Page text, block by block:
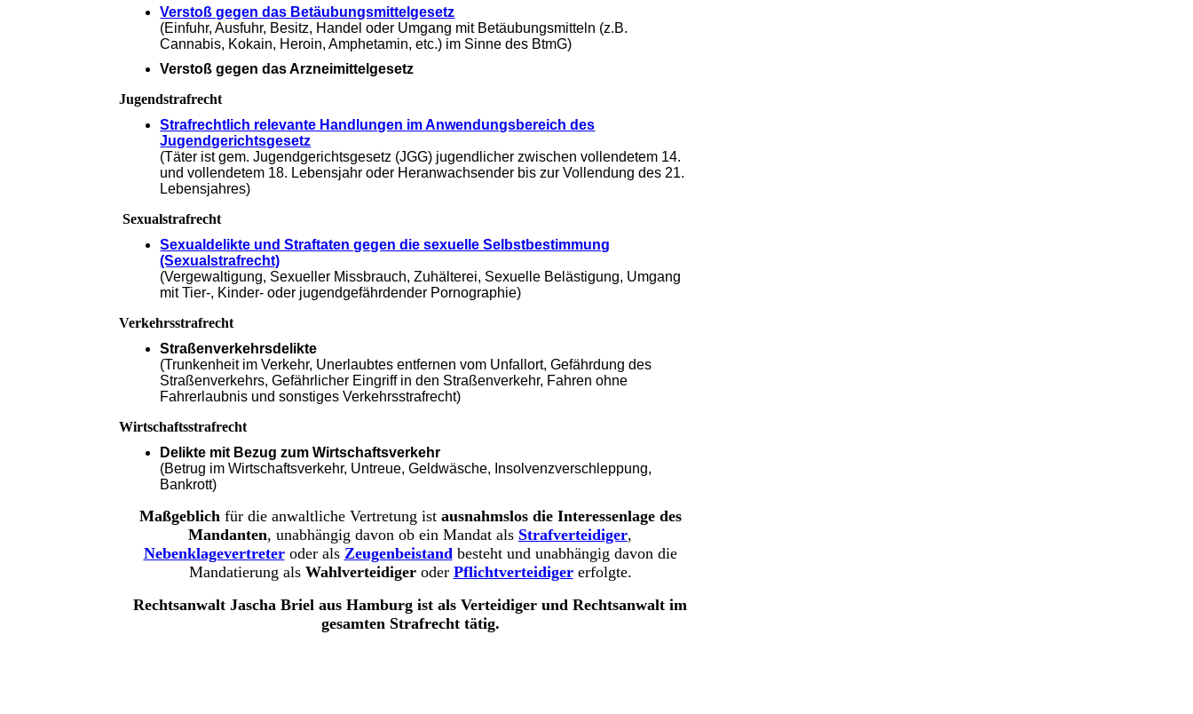
Verstoß gegen das Betäubungsmittelgesetz
(Einfuhr, Ausfuhr, Besitz, Handel oder Umgang mit Betäubungsmitteln (z.B.
Cannabis, Kokain, Heroin, Amphetamin, etc.) im Sinne des BtmG)
Verstoß gegen das Arzneimittelgesetz
Jugendstrafrecht
Strafrechtlich relevante Handlungen im Anwendungsbereich des
Jugendgerichtsgesetz
(Täter ist gem. Jugendgerichtsgesetz (JGG) jugendlicher zwischen vollendetem 14.
und vollendetem 18. Lebensjahr oder Heranwachsender bis zur Vollendung des 21.
Lebensjahres)
Sexualstrafrecht
Sexualdelikte und Straftaten gegen die sexuelle Selbstbestimmung
(Sexualstrafrecht)
(Vergewaltigung, Sexueller Missbrauch, Zuhälterei, Sexuelle Belästigung, Umgang
mit Tier-, Kinder- oder jugendgefährdender Pornographie)
Verkehrsstrafrecht
Straßenverkehrsdelikte
(Trunkenheit im Verkehr, Unerlaubtes entfernen vom Unfallort, Gefährdung des
Straßenverkehrs, Gefährlicher Eingriff in den Straßenverkehr, Fahren ohne
Fahrerlaubnis und sonstiges Verkehrsstrafrecht)
Wirtschaftsstrafrecht
Delikte mit Bezug zum Wirtschaftsverkehr
(Betrug im Wirtschaftsverkehr, Untreue, Geldwäsche, Insolvenzverschleppung,
Bankrott)
Maßgeblichfür die anwaltliche Vertretung ist ausnahmslos die Interessenlage des
Mandanten, unabhängig davon ob ein Mandat als Strafverteidiger,
Nebenklagevertreteroder als Zeugenbeistandbesteht und unabhängig davon die
Mandatierung als Wahlverteidigeroder Pflichtverteidigererfolgte.
Rechtsanwalt Jascha Briel aus Hamburg ist als Verteidiger und Rechtsanwalt im
gesamten Strafrecht tätig.